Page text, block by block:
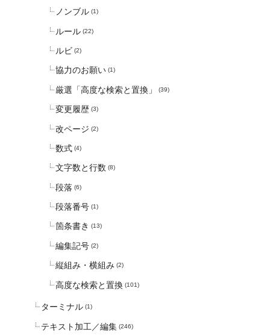
ノンブル (1)
ルール (22)
ルビ (2)
協力のお願い (1)
厳選「高度な検索と置換」 (39)
変更履歴 (3)
改ページ (2)
数式 (4)
文字数と行数 (8)
段落 (6)
段落番号 (1)
箇条書き (13)
編集記号 (2)
縦組み・横組み (2)
高度な検索と置換 (101)
ターミナル (1)
テキスト加工／編集 (246)